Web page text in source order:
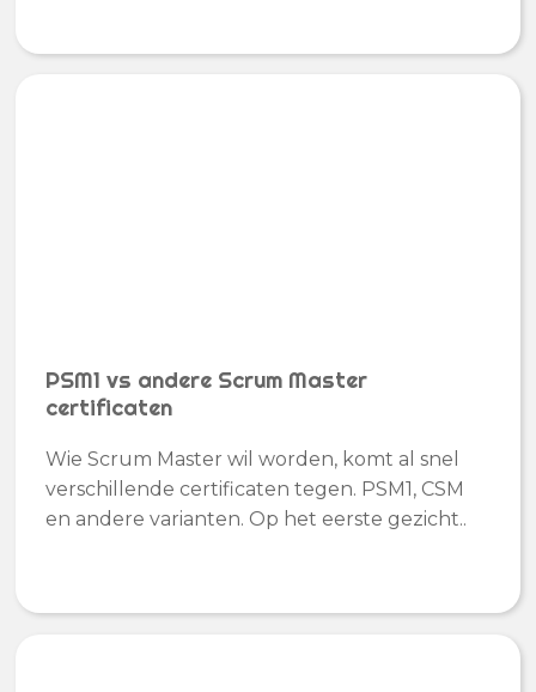
PSM1 vs andere Scrum Master
certificaten
Wie Scrum Master wil worden, komt al snel
verschillende certificaten tegen. PSM1, CSM
en andere varianten. Op het eerste gezicht..